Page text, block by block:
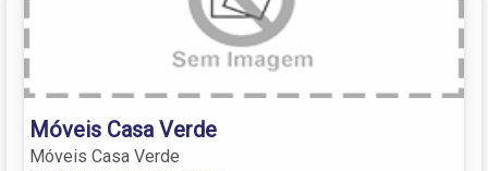
Móveis Casa Verde
Móveis Casa Verde